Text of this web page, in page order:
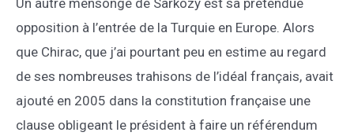
opposition à l’entrée de la Turquie en Europe. Alors
que Chirac, que j’ai pourtant peu en estime au regard
de ses nombreuses trahisons de l’idéal français, avait
ajouté en 2005 dans la constitution française une
clause obligeant le président à faire un référendum